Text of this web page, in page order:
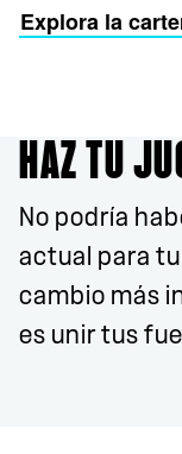
Explora la
HAZ TU
No podría
actual para
cambio más
es unir tus